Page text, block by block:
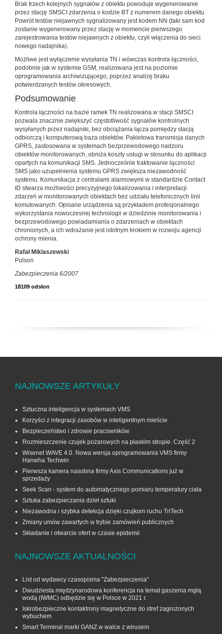
Brak trzech kolejnych sygnałów z obiektu powoduje wygenerowanie
przez stację SMSCI zdarzenia o kodzie BT z numerem danego obiektu.
Powrót testów niejawnych sygnalizowany jest kodem NN (taki sam kod
zostanie wygenerowany przez stację w momencie pierwszego
zarejestrowania testów niejawnych z obiektu, czyli włączenia do sieci
nowego nadajnika).
Możliwe jest wyłączenie wysyłania TN i wówczas kontrola łączności,
podobnie jak w systemie GSM, realizowana jest na poziomie
oprogramowania archiwizującego, poprzez analizę braku
potwierdzanych testów okresowych.
Podsumowanie
Kontrola łączności na bazie ramek TN realizowana w stacji SMSCI
pozwala znacznie zwiększyć częstotliwość sygnałów kontrolnych
wysyłanych przez nadajniki, bez obciążania łącza pomiędzy stacją
odbiorczą i komputerową baza obiektów. Pakietowa transmisja danych
GPRS, zastosowana w systemach bezprzewodowego nadzoru
obiektów monitorowanych, obniża koszty usługi w stosunku do aplikacji
opartych na komunikacji SMS. Jednocześnie traktowanie łączności
SMS jako uzupełnienia systemu GPRS zwiększa niezawodność
systemu. Komunikacja z centralami alarmowymi w standardzie Contact
ID stwarza możliwości precyzyjnego lokalizowania i interpretacji
zdarzeń w monitorowanych obiektach bez udziału telefonicznych linii
komutowanych. Opisane urządzenia są przykładem profesjonalnego
wykorzystania nowoczesnej technologii w dziedzinie monitorowania i
bezprzewodowego powiadamiania o zdarzeniach w obiektach
chronionych, a ich wdrażanie jest istotnym krokiem w rozwoju agencji
ochrony mienia.
Rafał Miklaszewski
Pulson
Zabezpieczenia 6/2007
18109 odsłon
NAJNOWSZE ARTYKUŁY
Sztuczna inteligencja w systemach VMS
Korzyści z integracji zasobów w inteligentnym mieście
Bezpieczeństwo i zdrowie pracowników
Rozmieszczenie czujek pożarowych na płaskim stropie. Część 2
Wisenet WAVE 4.0. Nowa wersja oprogramowania VMS firmy
Hanwha Techwin
Pierwsza kamera nasobna firmy Axis Communications już w
sprzedaży
Seek Scan - system do automatycznego pomiaru temperatury ciała
Sztuka zabezpieczania dzieł sztuki
Niezawodna i szybka detekcja dzięki czujkom ruchu TriTech
Zmiany umów zawartych w trybie zamówień publicznych
Składanie i otwarcie ofert w czasie epidemii
NAJNOWSZE AKTUALNOŚCI
List od wydawcy czasopisma "Zabezpieczenia"
Dwudziesta międzynarodowa konferencja na temat gaszenia mgłą
wodą (IWMC) odbędzie się w Polsce w 2021 r.
Iskrobezpieczne kontaktrony magnetyczne do stref zagrożonych
wybuchem
Smart Terminal marki GANZ w walce z wirusem